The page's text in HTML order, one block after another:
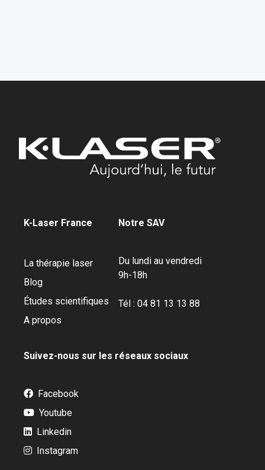
K-Laser France
La thérapie laser
Blog
Études scientifiques
A propos
Notre SAV
Du lundi au vendredi
9h-18h
Tél : 04 81 13 13 88
Suivez-nous sur les réseaux sociaux
Facebook
Youtube
Linkedin
Instagram